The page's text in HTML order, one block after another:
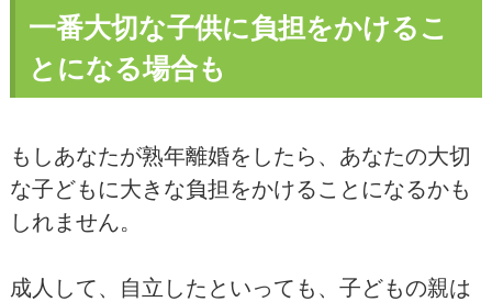
一番大切な子供に負担をかけるこ
とになる場合も
もしあなたが熟年離婚をしたら、あなたの大切
な子どもに大きな負担をかけることになるかも
しれません。
成人して、自立したといっても、子どもの親は